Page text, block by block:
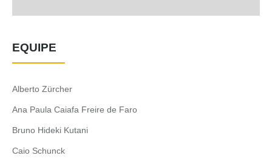
EQUIPE
Alberto Zürcher
Ana Paula Caiafa Freire de Faro
Bruno Hideki Kutani
Caio Schunck